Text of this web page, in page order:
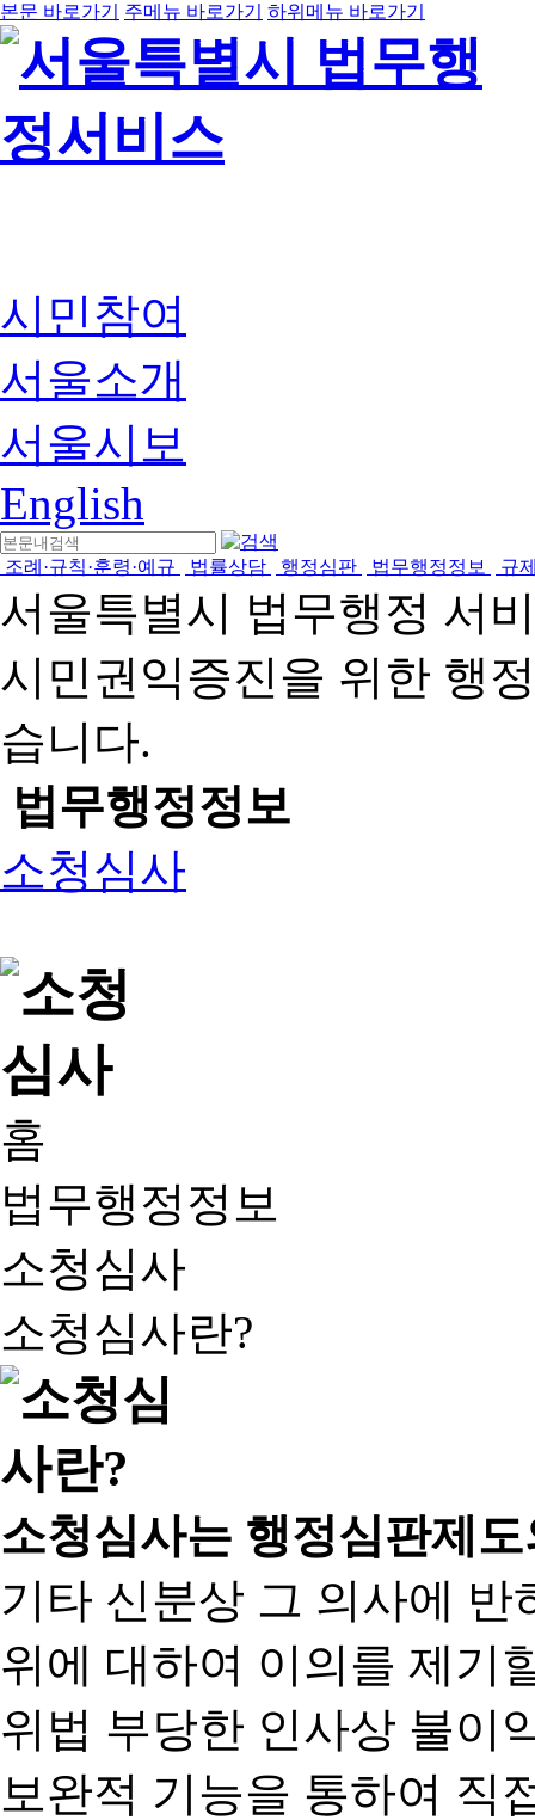
본문 바로가기 주메뉴 바로가기 하위메뉴 바로가기
시민참여
서울소개
서울시보
English
조례·규칙·훈령·예규 법률상담 행정심판 법무행정정보 규
서울특별시 법무행정 서
시민권익증진을 위한 행
습니다.
법무행정정보
소청심사
홈
법무행정정보
소청심사
소청심사란?
소청심사는 행정심판제
기타 신분상 그 의사에
위에 대하여 이의를 제기
위법 부당한 인사상 불이
보완적 기능을 통하여 직